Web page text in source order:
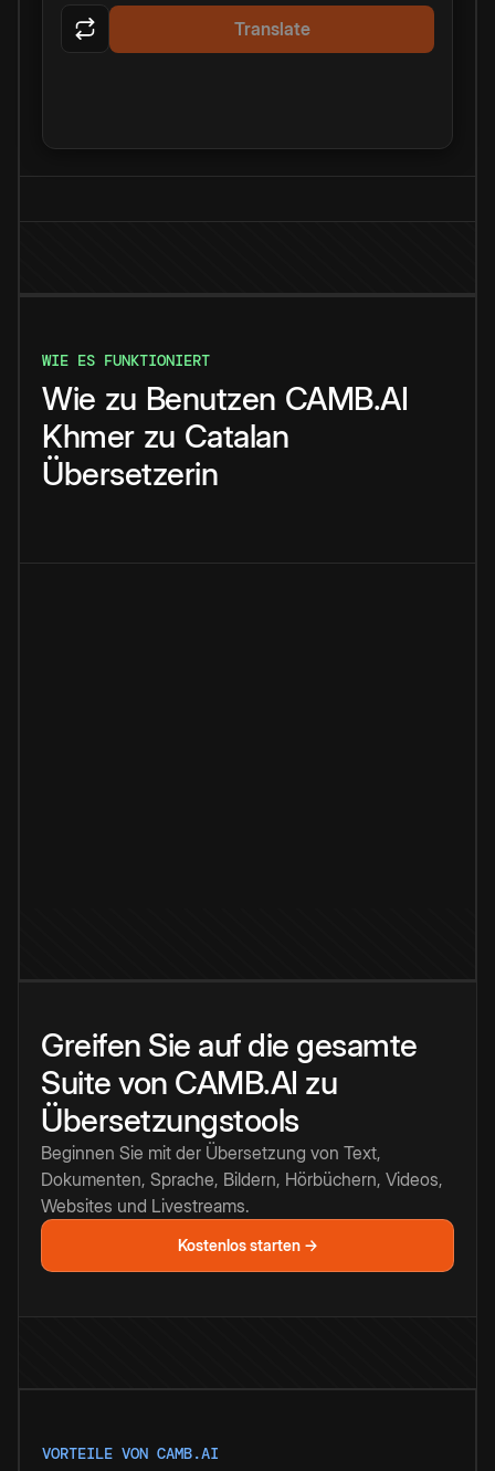
Translate
WIE ES FUNKTIONIERT
Wie zu Benutzen CAMB.AI
Khmer zu Catalan
Übersetzerin
Greifen Sie auf die gesamte
Suite von CAMB.AI zu
Übersetzungstools
Beginnen Sie mit der Übersetzung von Text,
Dokumenten, Sprache, Bildern, Hörbüchern, Videos,
Websites und Livestreams.
Kostenlos starten →
VORTEILE VON CAMB.AI